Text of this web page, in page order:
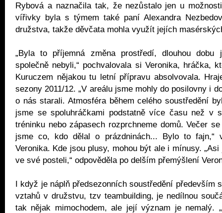
Rybová a naznačila tak, že nezůstalo jen u
vířivky byla s týmem také paní Alexandra
družstva, takže děvčata mohla využít jejích
„Byla to příjemná změna prostředí, dlouhou dobu
společně nebyli,“ pochvalovala si Veronika, hráčka,
Kuruczem nějakou tu letní přípravu absolvovala.
sezony 2011/12. „V areálu jsme mohly do posilovny i
o nás starali. Atmosféra během celého soustředění
jsme se spoluhráčkami podstatně více času než v
tréninku nebo zápasech rozprchneme domů. Večer
jsme co, kdo dělal o prázdninách... Bylo to fajn,“
Veronika. Kde jsou plusy, mohou být ale i mínusy.
ve své posteli,“ odpověděla po delším přemýšlení
I když je náplň předsezonních soustředění především
vztahů v družstvu, tzv teambuilding, je nedílnou
tak nějak mimochodem, ale její význam je nemalý.